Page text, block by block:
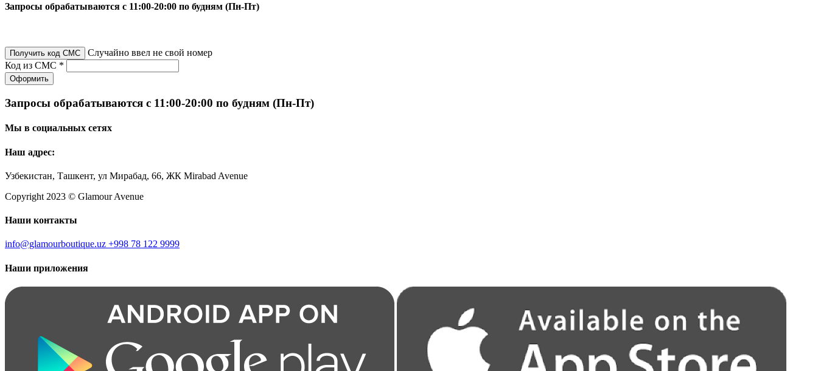
Запросы обрабатываются с 11:00-20:00 по будням (Пн-Пт)
Получить код СМС
Случайно ввел не свой номер
Код из СМС *
Оформить
Запросы обрабатываются с 11:00-20:00 по будням (Пн-Пт)
Мы в социальных сетях
Наш адрес:
Узбекистан, Ташкент, ул Мирабад, 66, ЖК Mirabad Avenue
Copyright 2023 © Glamour Avenue
Наши контакты
info@glamourboutique.uz +998 78 122 9999
Наши приложения